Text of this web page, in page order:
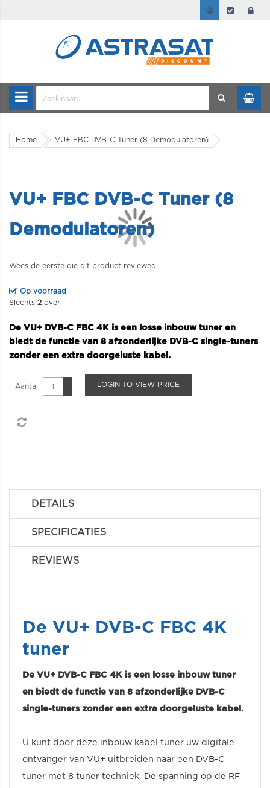
Home VU+ FBC DVB-C Tuner (8 Demodulatoren)
VU+ FBC DVB-C Tuner (8
Demodulatoren)
Wees de eerste die dit product reviewed
Op voorraad
Slechts 2 over
De VU+ DVB-C FBC 4K is een losse inbouw tuner en
biedt de functie van 8 afzonderlijke DVB-C single-tuners
zonder een extra doorgeluste kabel.
Aantal LOGIN TO VIEW PRICE
DETAILS
SPECIFICATIES
REVIEWS
De VU+ DVB-C FBC 4K
tuner
De VU+ DVB-C FBC 4K is een losse inbouw tuner
en biedt de functie van 8 afzonderlijke DVB-C
single-tuners zonder een extra doorgeluste kabel.
U kunt door deze inbouw kabel tuner uw digitale
ontvanger van VU+ uitbreiden naar een DVB-C
tuner met 8 tuner techniek. De spanning op de RF